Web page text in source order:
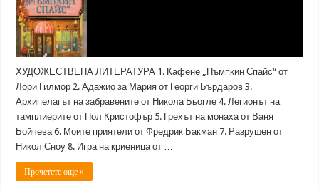
ХУДОЖЕСТВЕНА ЛИТЕРАТУРА 1. Кафене „Пъмпкин Спайс“ от
Лори Гилмор 2. Адажио за Мария от Георги Бърдаров 3.
Архипелагът на забравените от Никола Бьогле 4. Легионът на
тамплиерите от Пол Кристофър 5. Грехът на монаха от Ваня
Бойчева 6. Моите приятели от Фредрик Бакман 7. Разрушен от
Никол Сноу 8. Игра на криеница от …
Прочетете още »